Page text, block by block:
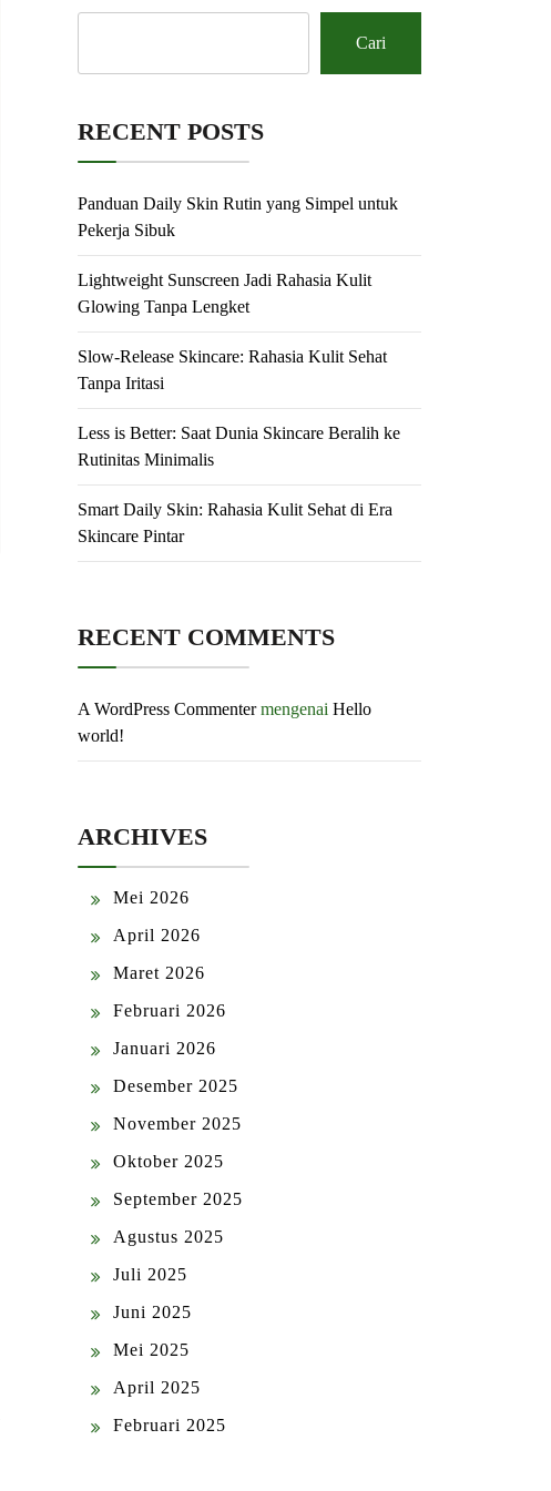
Cari
RECENT POSTS
Panduan Daily Skin Rutin yang Simpel untuk
Pekerja Sibuk
Lightweight Sunscreen Jadi Rahasia Kulit
Glowing Tanpa Lengket
Slow-Release Skincare: Rahasia Kulit Sehat
Tanpa Iritasi
Less is Better: Saat Dunia Skincare Beralih ke
Rutinitas Minimalis
Smart Daily Skin: Rahasia Kulit Sehat di Era
Skincare Pintar
RECENT COMMENTS
A WordPress Commentermengenai Hello
world!
ARCHIVES
Mei 2026
April 2026
Maret 2026
Februari 2026
Januari 2026
Desember 2025
November 2025
Oktober 2025
September 2025
Agustus 2025
Juli 2025
Juni 2025
Mei 2025
April 2025
Februari 2025